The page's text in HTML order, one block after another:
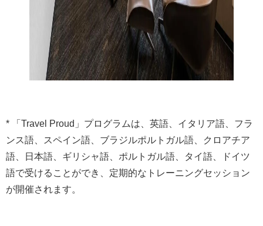
* 「Travel Proud」プログラムは、英語、イタリア語、フラ
ンス語、スペイン語、ブラジルポルトガル語、クロアチア
語、日本語、ギリシャ語、ポルトガル語、タイ語、ドイツ
語で受けることができ、定期的なトレーニングセッション
が開催されます。